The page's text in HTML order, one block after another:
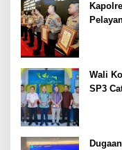
Wali
SP3